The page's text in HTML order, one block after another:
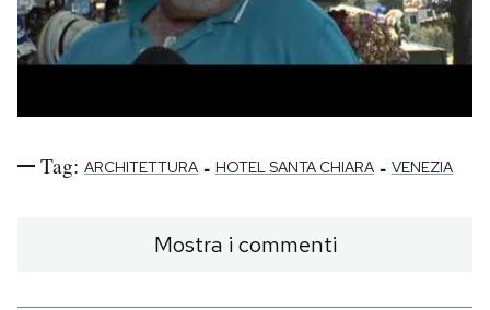
Tag: ARCHITETTURA - HOTEL SANTA CHIARA - VENEZIA
Mostra i commenti